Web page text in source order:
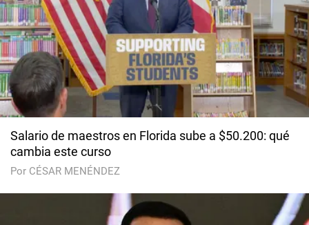
Salario de maestros en Florida sube a $50.200: qué
cambia este curso
Por CÉSAR MENÉNDEZ